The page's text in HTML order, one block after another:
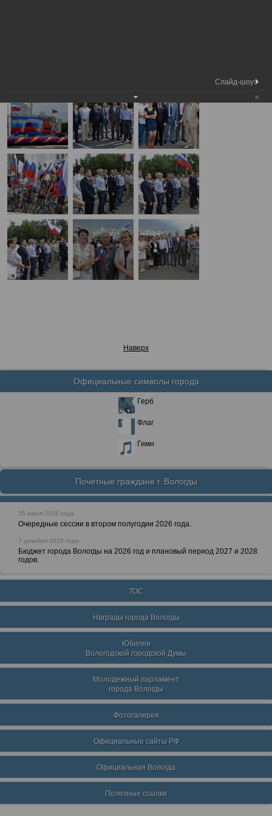
Наверх
Официальные символы города
Герб
Флаг
Гимн
Почетные граждане г. Вологды
25 июня 2026 года
Очередные сессии в втором полугодии 2026 года.
7 декабря 2025 года
Бюджет города Вологды на 2026 год и плановый период 2027 и 2028
годов.
ТОС
Награды города Вологды
Юбилеи
Вологодской городской Думы
Молодежный парламент
города Вологды
Фотогалерея
Официальные сайты РФ
Официальная Вологда
Полезные ссылки
Слайд-шоу: